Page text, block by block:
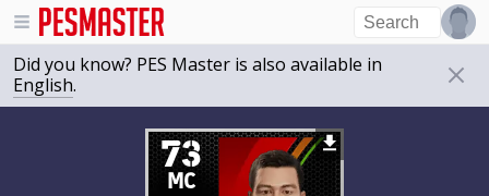
Did you know? PES Master is also available in
English.
73
MC